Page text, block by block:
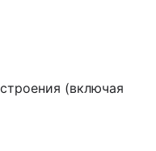
(включая